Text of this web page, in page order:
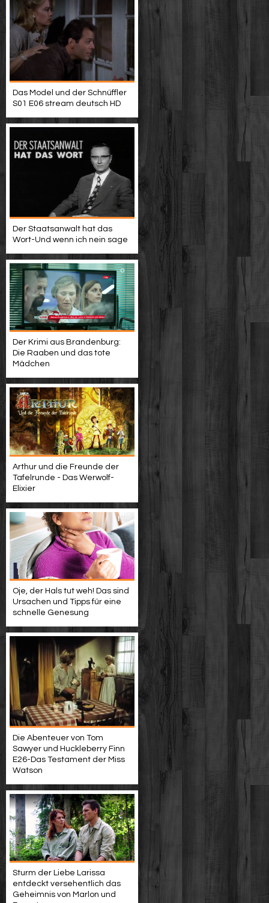
Das Model und der Schnüffler
S01 E06 stream deutsch HD
Der Staatsanwalt hat das
Wort-Und wenn ich nein sage
Der Krimi aus Brandenburg:
Die Raaben und das tote
Mädchen
Arthur und die Freunde der
Tafelrunde - Das Werwolf-
Elixier
Oje, der Hals tut weh! Das sind
Ursachen und Tipps für eine
schnelle Genesung
Die Abenteuer von Tom
Sawyer und Huckleberry Finn
E26-Das Testament der Miss
Watson
Sturm der Liebe Larissa
entdeckt versehentlich das
Geheimnis von Marlon und